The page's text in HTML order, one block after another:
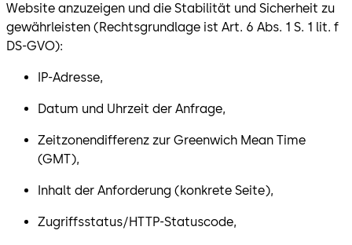
Website anzuzeigen und die Stabilität und Sicherheit zu
gewährleisten (Rechtsgrundlage ist Art. 6 Abs. 1 S. 1 lit. f
DS-GVO):
IP-Adresse,
Datum und Uhrzeit der Anfrage,
Zeitzonendifferenz zur Greenwich Mean Time
(GMT),
Inhalt der Anforderung (konkrete Seite),
Zugriffsstatus/HTTP-Statuscode,